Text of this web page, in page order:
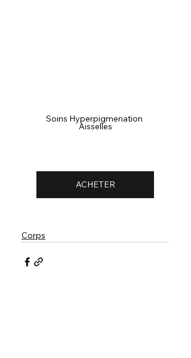
Soins Hyperpigmenation
Aisselles
ACHETER
Corps